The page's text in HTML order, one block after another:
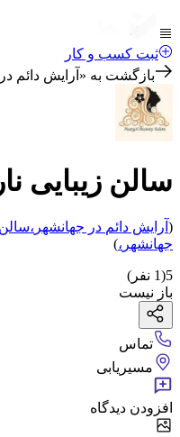
ثبت کسب و کار
بازگشت به « آرایش دائم
سالن زیبایی
( آرایش دائم در جهانشهر ،
جهانشهر ،)
5
(
1 نفر)
باز نیست
تماس
مسیریابی
افزودن دیدگاه